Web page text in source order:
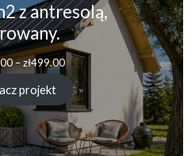
z antresolą,
–zł499.00Zakres
cen:
od
zł249.00
do
zł499.00
projekt